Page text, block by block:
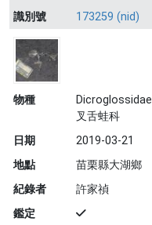
識別號
173259 (nid)
物種
Dicroglossidae
叉舌蛙科
日期
2019-03-21
地點
苗栗縣大湖鄉
紀錄者
許家禎
鑑定